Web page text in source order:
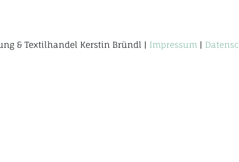
& Textilhandel Kerstin Bründl | Impressum |